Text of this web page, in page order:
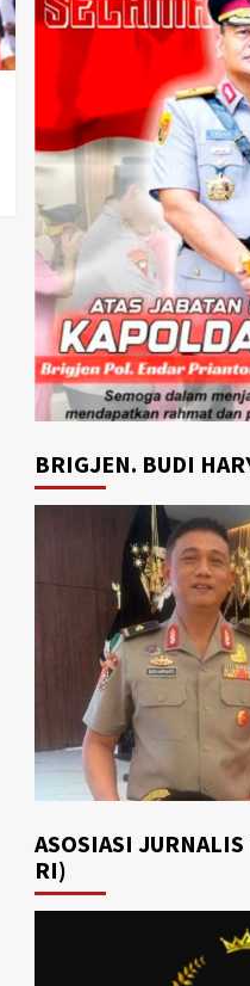
BRIGJEN. BUDI
ASOSIASI JURNALIS
RI)